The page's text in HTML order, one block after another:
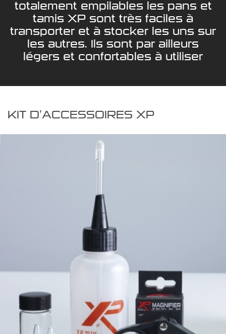
totalement empilables les pans et
tamis XP sont très faciles à
transporter et à stocker les uns sur
les autres. Ils sont par ailleurs
légers et confortables à utiliser
KIT D’ACCESSOIRES XP